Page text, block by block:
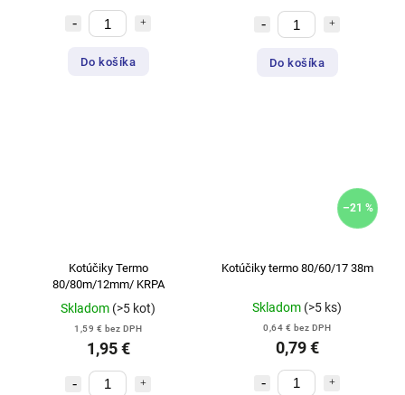
Do košíka Do košíka
Kotúčiky Termo
80/80m/12mm/ KRPA
Skladom (>5 kot)
1,59 € bez DPH
1,95 €
–21 %
Kotúčiky termo 80/60/17 38m
Skladom (>5 ks)
0,64 € bez DPH
0,79 €